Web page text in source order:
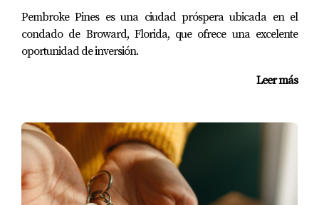
Pembroke Pines es una ciudad próspera ubicada en el
condado de Broward, Florida, que ofrece una excelente
oportunidad de inversión.
Leer más